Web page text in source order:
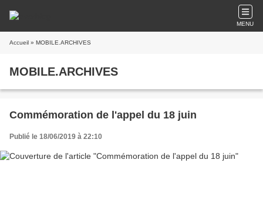
MENU
Accueil » MOBILE.ARCHIVES
MOBILE.ARCHIVES
Commémoration de l'appel du 18 juin
Publié le 18/06/2019 à 22:10